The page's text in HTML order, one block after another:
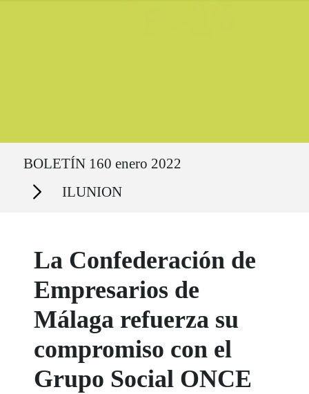
BOLETÍN 160 enero 2022
Secciones ILUNION
La Confederación de
Empresarios de
Málaga refuerza su
compromiso con el
Grupo Social ONCE